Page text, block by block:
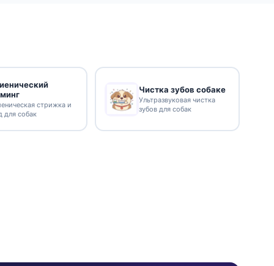
стрижка и
для собак
Чистка зубов собаке
Ультразвуковая чистка
зубов для собак